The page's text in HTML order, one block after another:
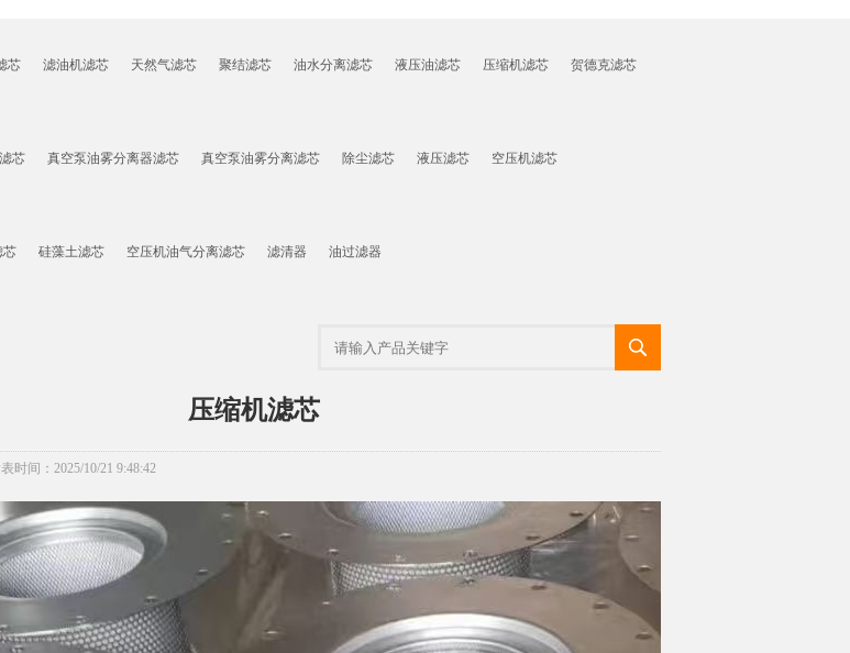
芯 滤油机滤芯 天然气滤芯 聚结滤芯 油水分离滤芯 液压油滤芯 压缩机滤芯 贺德克滤芯
芯 真空泵油雾分离器滤芯 真空泵油雾分离滤芯 除尘滤芯 液压滤芯 空压机滤芯
芯 硅藻土滤芯 空压机油气分离滤芯 滤清器 油过滤器
压缩机滤芯
时间：2025/10/21 9:48:42